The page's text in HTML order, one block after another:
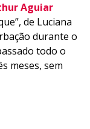
Aguiar
de Luciana
durante o
todo o
meses, sem